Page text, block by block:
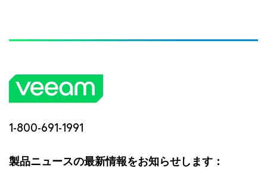
1-800-691-1991
製品ニュースの最新情報をお知らせします：